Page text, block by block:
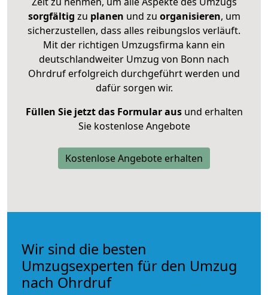
sorgfältig zu planen und zu organisieren, um
sicherzustellen, dass alles reibungslos verläuft.
Mit der richtigen Umzugsfirma kann ein
deutschlandweiter Umzug von Bonn nach
Ohrdruf erfolgreich durchgeführt werden und
dafür sorgen wir.
Füllen Sie jetzt das Formular ausund erhalten
Sie kostenlose Angebote
Kostenlose Angebote erhalten
Wir sind die besten
Umzugsexperten für den Umzug
nach Ohrdruf